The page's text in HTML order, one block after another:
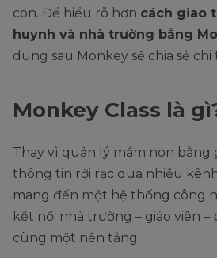
con. Để hiểu rõ hơn cách giao
huynh và nhà trường bằng
dung sau Monkey sẽ chia sẻ chi
Monkey Class là
Thay vì quản lý mầm non bằng
thông tin rời rạc qua nhiều
mang đến một hệ thống công
kết nối nhà trường – giáo viên
cùng một nền tảng.